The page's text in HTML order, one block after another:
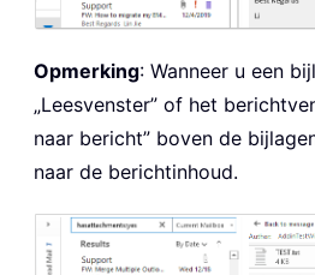
Opmerking: Wanneer u een
„Leesvenster” of het
naar bericht” boven de
naar de berichtinhoud.